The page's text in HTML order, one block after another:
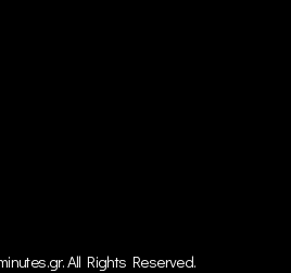
All Rights Reserved.